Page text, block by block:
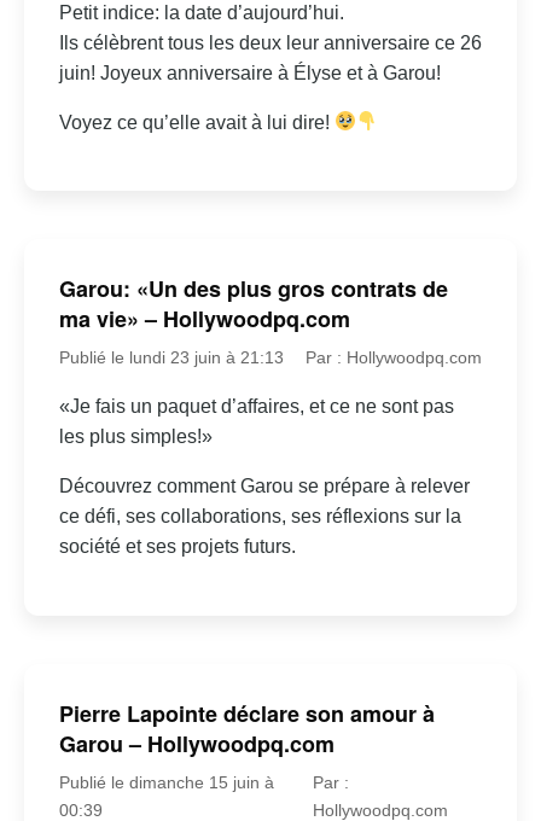
Petit indice: la date d’aujourd’hui.
Ils célèbrent tous les deux leur anniversaire ce 26
juin! Joyeux anniversaire à Élyse et à Garou!
Voyez ce qu’elle avait à lui dire!
Garou: «Un des plus gros contrats de
ma vie» – Hollywoodpq.com
Publié le lundi 23 juin à 21:13 Par : Hollywoodpq.com
«Je fais un paquet d’affaires, et ce ne sont pas
les plus simples!»
Découvrez comment Garou se prépare à relever
ce défi, ses collaborations, ses réflexions sur la
société et ses projets futurs.
Pierre Lapointe déclare son amour à
Garou – Hollywoodpq.com
Publié le dimanche 15 juin à
00:39
Par :
Hollywoodpq.com